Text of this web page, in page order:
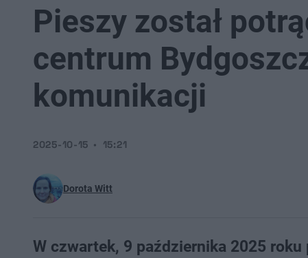
Pieszy został
centrum
komunikacji
Dorota Witt
2025-10-15 15:21
W czwartek, 9 października 2025